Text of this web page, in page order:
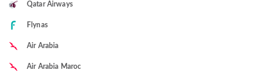
Qatar Airways
Flynas
Air Arabia
Air Arabia Maroc